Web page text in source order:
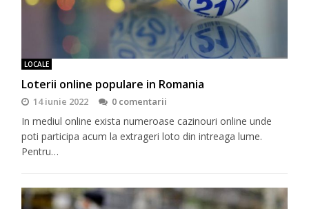
LOCALE
Loterii online populare in Romania
14 iunie 2022 0 comentarii
In mediul online exista numeroase cazinouri online unde
poti participa acum la extrageri loto din intreaga lume.
Pentru…